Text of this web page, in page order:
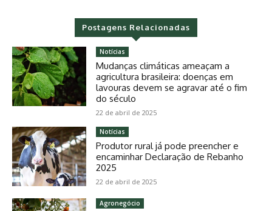
Postagens Relacionadas
Notícias
Mudanças climáticas ameaçam a
agricultura brasileira: doenças em
lavouras devem se agravar até o fim
do século
22 de abril de 2025
Notícias
Produtor rural já pode preencher e
encaminhar Declaração de Rebanho
2025
22 de abril de 2025
Agronegócio